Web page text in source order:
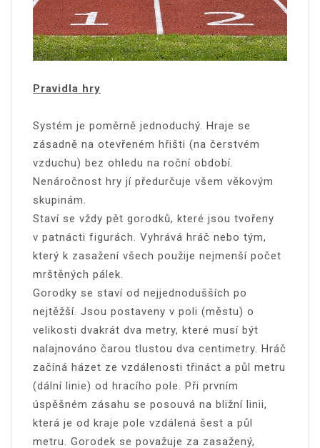
Pravidla hry
Systém je poměrně jednoduchý. Hraje se
zásadně na otevřeném hřišti (na čerstvém
vzduchu) bez ohledu na roční období.
Nenáročnost hry jí předurčuje všem věkovým
skupinám.
Staví se vždy pět gorodků, které jsou tvořeny
v patnácti figurách. Vyhrává hráč nebo tým,
který k zasažení všech použije nejmenší počet
mrštěných pálek.
Gorodky se staví od nejjednodušších po
nejtěžší. Jsou postaveny v poli (městu) o
velikosti dvakrát dva metry, které musí být
nalajnováno čarou tlustou dva centimetry. Hráč
začíná házet ze vzdálenosti třináct a půl metru
(dální linie) od hracího pole. Při prvním
úspěšném zásahu se posouvá na bližní linii,
která je od kraje pole vzdálená šest a půl
metru. Gorodek se považuje za zasažený,